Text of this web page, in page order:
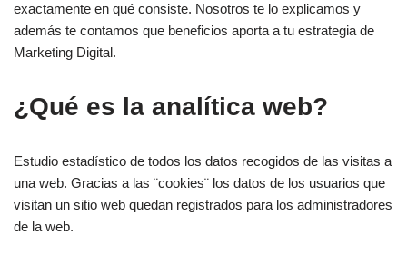
exactamente en qué consiste. Nosotros te lo explicamos y
además te contamos que beneficios aporta a tu estrategia de
Marketing Digital.
¿Qué es la analítica web?
Estudio estadístico de todos los datos recogidos de las visitas a
una web. Gracias a las ¨cookies¨ los datos de los usuarios que
visitan un sitio web quedan registrados para los administradores
de la web.